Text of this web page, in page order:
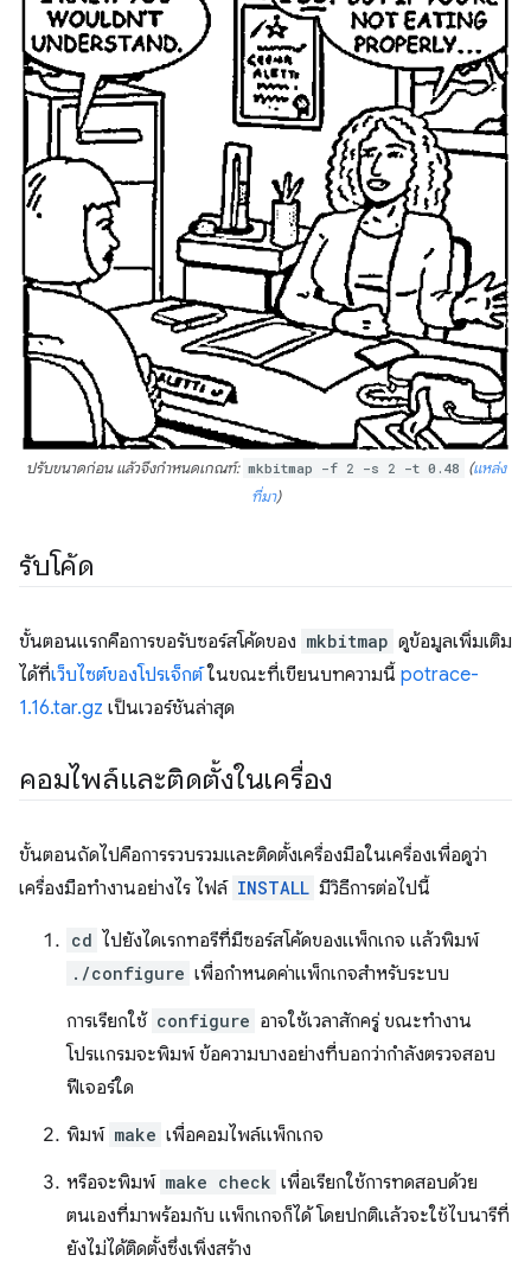
ปรับขนาดก่อน แล้วจึงกำหนดเกณฑ์: mkbitmap -f 2 -s 2 -t 0.48 (แหล่ง
ที่มา)
รับโค้ด
ขั้นตอนแรกคือการขอรับซอร์สโค้ดของ mkbitmap ดูข้อมูลเพิ่มเติม
ได้ที่เว็บไซต์ของโปรเจ็กต์ในขณะที่เขียนบทความนี้ potrace-
1.16.tar.gz เป็นเวอร์ชันล่าสุด
คอมไพล์และติดตั้งในเครื่อง
ขั้นตอนถัดไปคือการรวบรวมและติดตั้งเครื่องมือในเครื่องเพื่อดูว่า
เครื่องมือทำงานอย่างไร ไฟล์ INSTALL มีวิธีการต่อไปนี้
cd ไปยังไดเรกทอรีที่มีซอร์สโค้ดของแพ็กเกจ แล้วพิมพ์
./configure เพื่อกำหนดค่าแพ็กเกจสำหรับระบบ
การเรียกใช้ configure อาจใช้เวลาสักครู่ ขณะทำงาน
โปรแกรมจะพิมพ์ ข้อความบางอย่างที่บอกว่ากำลังตรวจสอบ
ฟีเจอร์ใด
พิมพ์ make เพื่อคอมไพล์แพ็กเกจ
หรือจะพิมพ์ make check เพื่อเรียกใช้การทดสอบด้วย
ตนเองที่มาพร้อมกับ แพ็กเกจก็ได้ โดยปกติแล้วจะใช้ไบนารีที่
ยังไม่ได้ติดตั้งซึ่งเพิ่งสร้าง